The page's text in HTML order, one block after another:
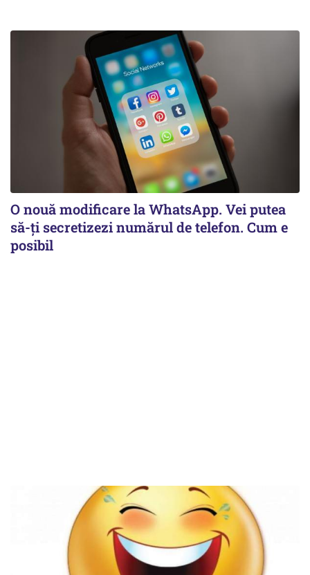
O nouă modificare la WhatsApp. Vei putea
să-ți secretizezi numărul de telefon. Cum e
posibil